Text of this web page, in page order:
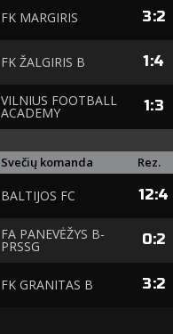
FK MARGIRIS 3:2
FK ŽALGIRIS B 1:4
VILNIUS FOOTBALL
ACADEMY 1:3
Svečių komanda Rez.
BALTIJOS FC 12:4
FA PANEVĖŽYS B-
PRSSG 0:2
FK GRANITAS B 3:2